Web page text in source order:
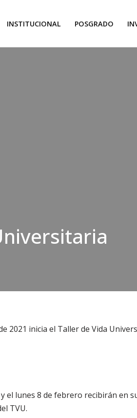
INSTITUCIONAL POSGRADO
2021 inicia el Taller de Vida
el lunes 8 de febrero recibirán en
TVU.